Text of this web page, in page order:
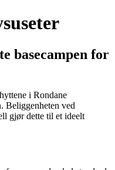
basecampen for
i Rondane
Beliggenheten ved
gjør dette til et ideelt